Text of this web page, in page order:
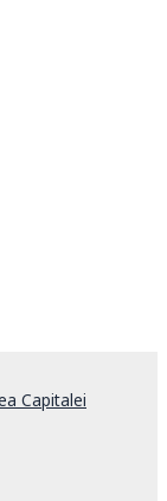
Capitalei